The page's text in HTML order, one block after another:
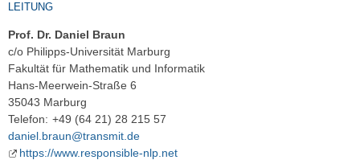
LEITUNG
Prof. Dr. Daniel Braun
c/o Philipps-Universität Marburg
Fakultät für Mathematik und Informatik
Hans-Meerwein-Straße 6
35043 Marburg
Telefon: +49 (64 21) 28 215 57
daniel.braun@transmit.de
https://www.responsible-nlp.net